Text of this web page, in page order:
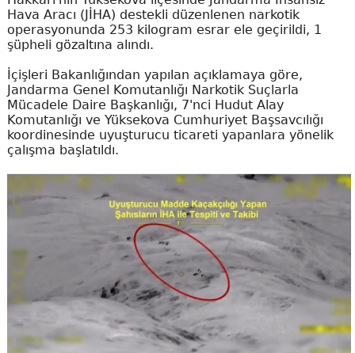
Hava Aracı (JİHA) destekli düzenlenen narkotik
operasyonunda 253 kilogram esrar ele geçirildi, 1
şüpheli gözaltına alındı.
İçişleri Bakanlığından yapılan açıklamaya göre,
Jandarma Genel Komutanlığı Narkotik Suçlarla
Mücadele Daire Başkanlığı, 7'nci Hudut Alay
Komutanlığı ve Yüksekova Cumhuriyet Başsavcılığı
koordinesinde uyuşturucu ticareti yapanlara yönelik
çalışma başlatıldı.